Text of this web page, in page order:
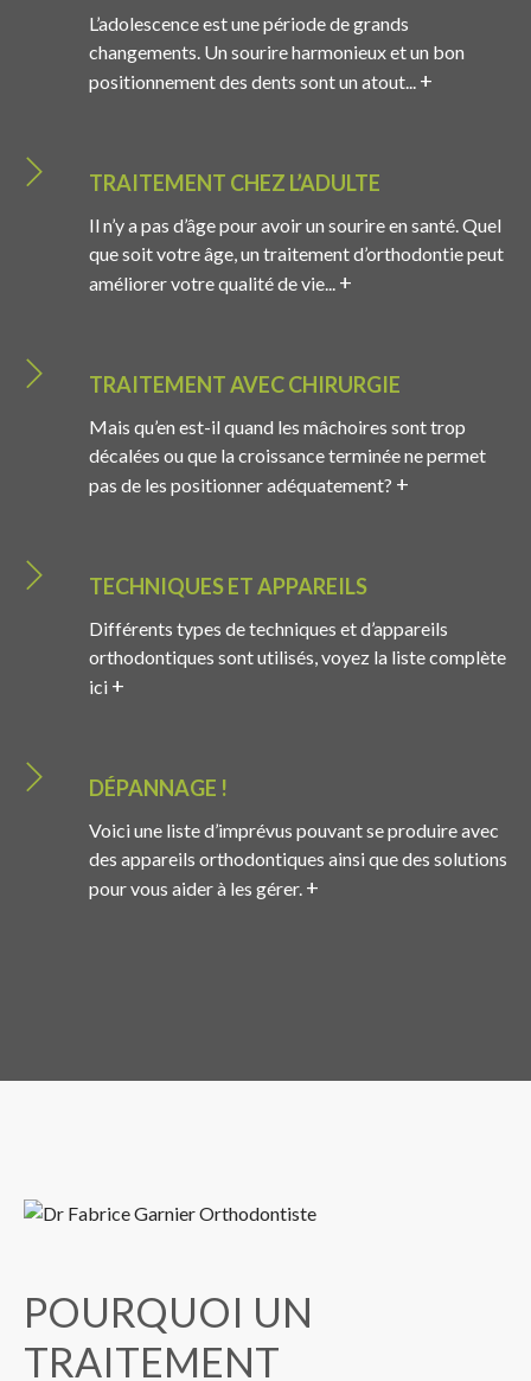
L’adolescence est une période de grands
changements. Un sourire harmonieux et un bon
positionnement des dents sont un atout... +
TRAITEMENT CHEZ L’ADULTE
Il n’y a pas d’âge pour avoir un sourire en santé. Quel
que soit votre âge, un traitement d’orthodontie peut
améliorer votre qualité de vie... +
TRAITEMENT AVEC CHIRURGIE
Mais qu’en est-il quand les mâchoires sont trop
décalées ou que la croissance terminée ne permet
pas de les positionner adéquatement? +
TECHNIQUES ET APPAREILS
Différents types de techniques et d’appareils
orthodontiques sont utilisés, voyez la liste complète
ici +
DÉPANNAGE !
Voici une liste d’imprévus pouvant se produire avec
des appareils orthodontiques ainsi que des solutions
pour vous aider à les gérer. +
POURQUOI UN
TRAITEMENT